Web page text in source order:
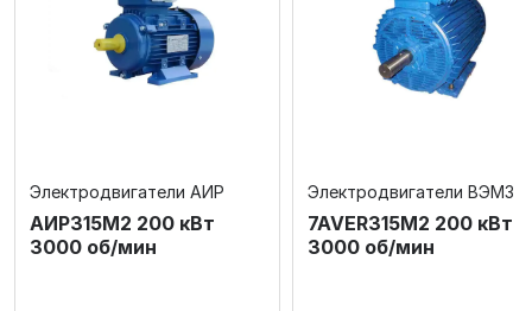
Электродвигатели АИР
АИР315М2 200 кВт
3000 об/мин
Электродвигатели ВЭМЗ
7AVER315M2 200 кВт
3000 об/мин